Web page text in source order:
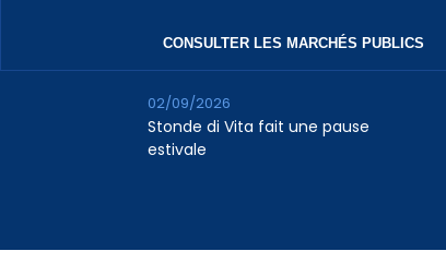
CONSULTER LES MARCHÉS PUBLICS
Stonde di Vita fait une pause
estivale
02/09/2026